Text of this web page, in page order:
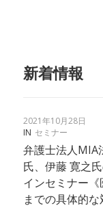
新着情報
2021年10月28日
IN セミナー
弁護士法人
氏、伊藤 寛之
インセミナー
までの具体的